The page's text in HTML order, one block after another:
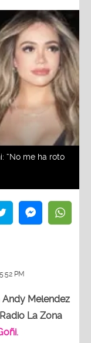
“No me ha roto
PM
Andy Melendez
Radio La Zona